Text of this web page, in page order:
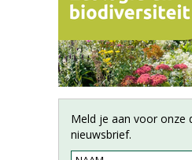
Meld je aan voor onze
nieuwsbrief.